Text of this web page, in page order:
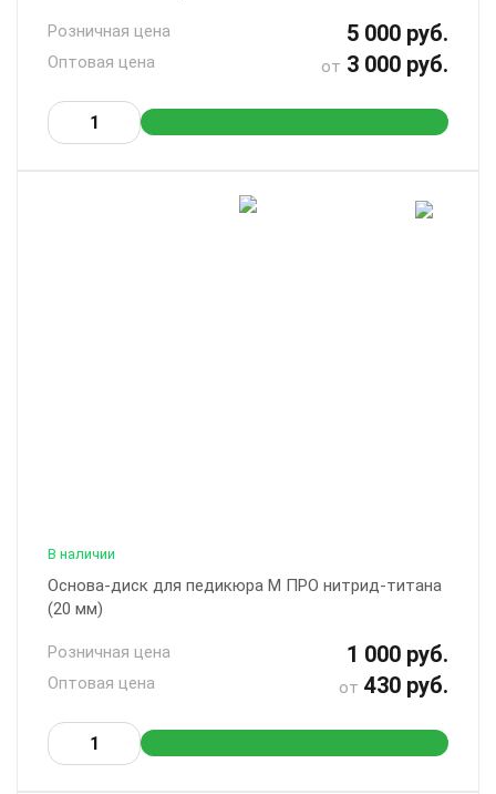
Розничная цена 5 000 руб.
Оптовая цена от 3 000 руб.
В наличии
Основа-диск для педикюра М ПРО нитрид-титана
(20 мм)
Розничная цена 1 000 руб.
Оптовая цена от 430 руб.